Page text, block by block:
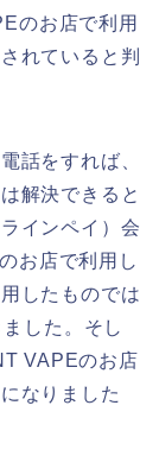
のお店で利用
れていると判
話をすれば、
解決できると
インペイ）会
お店で利用し
したものでは
した。そし
VAPEのお店
なりました